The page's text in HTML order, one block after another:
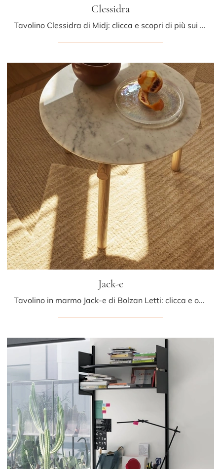
Clessidra
Tavolino Clessidra di Midj: clicca e scopri di più sui Complementi e tavolini design in metallo del rinomato brand!
Jack-e
Tavolino in marmo Jack-e di Bolzan Letti: clicca e ottieni informazioni sui Complementi e tavolini moderni in marmo del noto e conosciuto marchio!